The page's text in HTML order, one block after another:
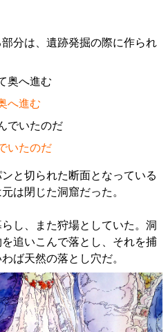
分は、遺跡発掘の際に作られ
へ進む
いたのだ
と切られた断面となっている
は閉じた洞窟だった。
し、また狩場としていた。洞
追いこんで落とし、それを捕
ば天然の落とし穴だ。